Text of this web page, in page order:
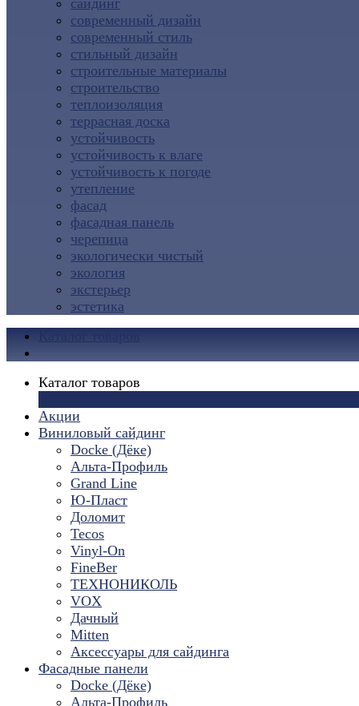
сайдинг
современный дизайн
современный стиль
стильный дизайн
строительные материалы
строительство
теплоизоляция
террасная доска
устойчивость
устойчивость к влаге
устойчивость к погоде
утепление
фасад
фасадная панель
черепица
экологически чистый
экология
экстерьер
эстетика
Каталог товаров
Акции
Виниловый сайдинг
Docke (Дёке)
Альта-Профиль
Grand Line
Ю-Пласт
Доломит
Tecos
Vinyl-On
FineBer
ТЕХНОНИКОЛЬ
VOX
Дачный
Mitten
Аксессуары для сайдинга
Фасадные панели
Docke (Дёке)
Альта-Профиль